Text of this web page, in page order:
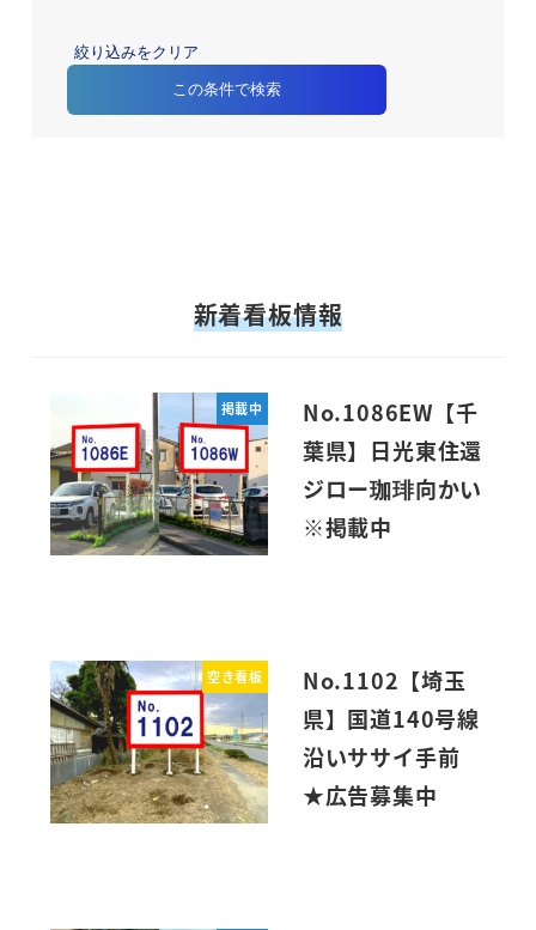
絞り込みをクリア
この条件で検索
新着看板情報
掲載中
No.1086EW【千
葉県】日光東住還
ジロー珈琲向かい
※掲載中
空き看板
No.1102【埼玉
県】国道140号線
沿いササイ手前
★広告募集中